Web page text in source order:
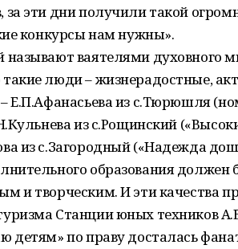
за эти дни получили такой
конкурсы нам нужны».
называют ваятелями духовного
люди – жизнерадостные,
Е.П.Афанасьева из с.Тюрюшля
из с.Рощинский
из с.Загородный («Надежда
образования
и творческим. И эти качества
Станции юных техников
детям» по праву досталась